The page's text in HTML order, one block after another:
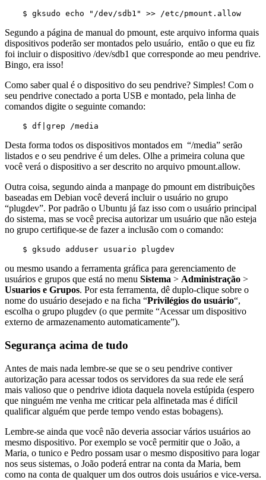
$ gksudo echo "/dev/sdb1" >> /etc/pmount.allow
Segundo a página de manual do pmount, este arquivo informa quais
dispositivos poderão ser montados pelo usuário, então o que eu fiz
foi incluir o dispositivo /dev/sdb1 que corresponde ao meu pendrive.
Bingo, era isso!
Como saber qual é o dispositivo do seu pendrive? Simples! Com o
seu pendrive conectado a porta USB e montado, pela linha de
comandos digite o seguinte comando:
$ df|grep /media
Desta forma todos os dispositivos montados em “/media” serão
listados e o seu pendrive é um deles. Olhe a primeira coluna que
você verá o dispositivo a ser descrito no arquivo pmount.allow.
Outra coisa, segundo ainda a manpage do pmount em distribuições
baseadas em Debian você deverá incluir o usuário no grupo
“plugdev”. Por padrão o Ubuntu já faz isso com o usuário principal
do sistema, mas se você precisa autorizar um usuário que não esteja
no grupo certifique-se de fazer a inclusão com o comando:
$ gksudo adduser usuario plugdev
ou mesmo usando a ferramenta gráfica para gerenciamento de
usuários e grupos que está no menu Sistema > Administração >
Usuarios e Grupos. Por esta ferramenta, dê duplo-clique sobre o
nome do usuário desejado e na ficha “Privilégios do usuário“,
escolha o grupo plugdev (o que permite “Acessar um dispositivo
externo de armazenamento automaticamente”).
Segurança acima de tudo
Antes de mais nada lembre-se que se o seu pendrive contiver
autorização para acessar todos os servidores da sua rede ele será
mais valioso que o pendrive idiota daquela novela estúpida (espero
que ninguém me venha me criticar pela alfinetada mas é difícil
qualificar alguém que perde tempo vendo estas bobagens).
Lembre-se ainda que você não deveria associar vários usuários ao
mesmo dispositivo. Por exemplo se você permitir que o João, a
Maria, o tunico e Pedro possam usar o mesmo dispositivo para logar
nos seus sistemas, o João poderá entrar na conta da Maria, bem
como na conta de qualquer um dos outros dois usuários e vice-versa.